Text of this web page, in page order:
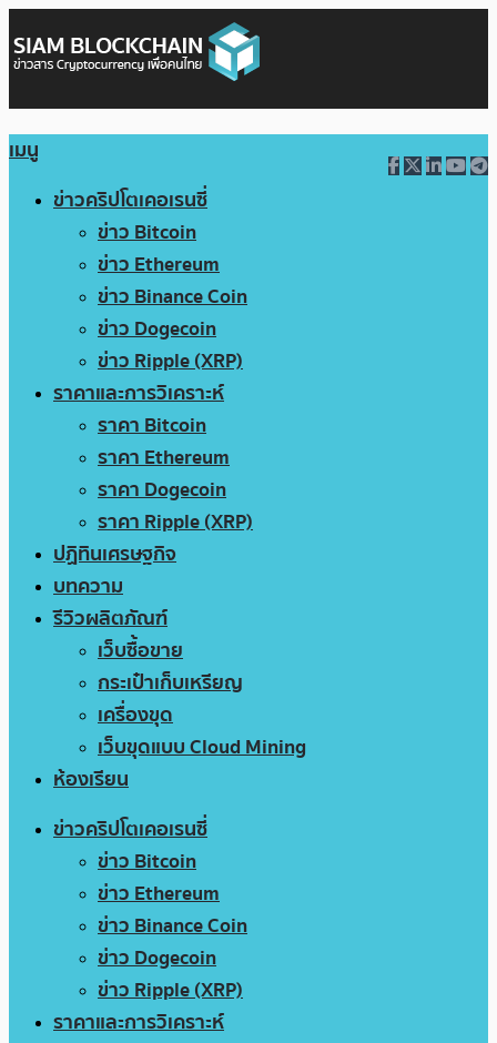
เมนู
ข่าวคริปโตเคอเรนซี่
ข่าว Bitcoin
ข่าว Ethereum
ข่าว Binance Coin
ข่าว Dogecoin
ข่าว Ripple (XRP)
ราคาและการวิเคราะห์
ราคา Bitcoin
ราคา Ethereum
ราคา Dogecoin
ราคา Ripple (XRP)
ปฏิทินเศรษฐกิจ
บทความ
รีวิวผลิตภัณฑ์
เว็บซื้อขาย
กระเป๋าเก็บเหรียญ
เครื่องขุด
เว็บขุดแบบ Cloud Mining
ห้องเรียน
ข่าวคริปโตเคอเรนซี่
ข่าว Bitcoin
ข่าว Ethereum
ข่าว Binance Coin
ข่าว Dogecoin
ข่าว Ripple (XRP)
ราคาและการวิเคราะห์